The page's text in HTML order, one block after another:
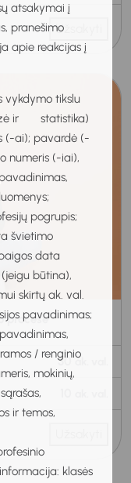
atsakymai į
pranešimo
apie reakcijas į
vykdymo tikslu
ir statistika)
(-ai); pavardė (-
numeris (-iai),
pogrupis;
švietimo
data
būtina),
skirtų ak. val.
pavadinimas;
/ renginio
mokinių,
ir temos,
klasės
Užsakyti
procese
30ak. val.